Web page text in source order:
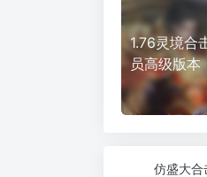
1.76灵境合
员高级版本
仿盛大合